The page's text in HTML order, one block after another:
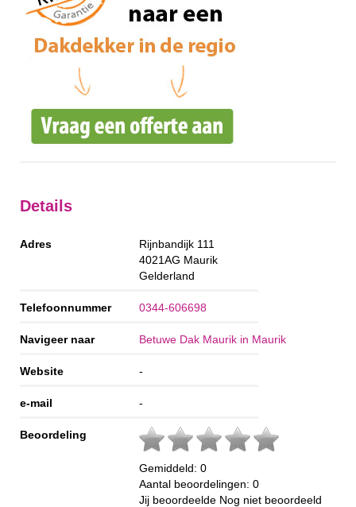
Details
Adres
Rijnbandijk 111
4021AG Maurik
Gelderland
Telefoonnummer 0344-606698
Navigeer naar Betuwe Dak Maurik in Maurik
Website -
e-mail -
Beoordeling
Gemiddeld: 0
Aantal beoordelingen: 0
Jij beoordeelde Nog niet beoordeeld